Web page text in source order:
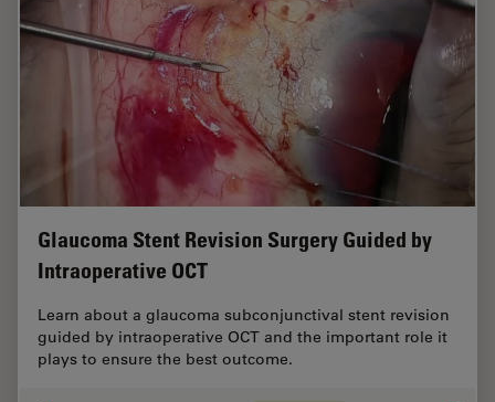
Glaucoma Stent Revision Surgery Guided by
Intraoperative OCT
Learn about a glaucoma subconjunctival stent revision
guided by intraoperative OCT and the important role it
plays to ensure the best outcome.